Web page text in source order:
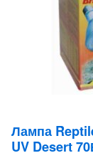
Лампа
UV Desert